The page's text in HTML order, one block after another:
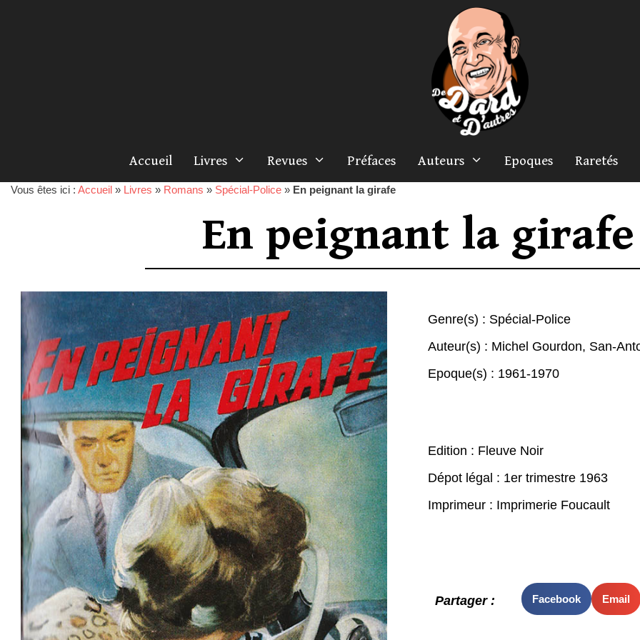
Accueil Livres Revues Préfaces Auteurs Epoques Raretés
Vous êtes ici : Accueil » Livres » Romans » Spécial-Police » En peignant la girafe
En peignant la girafe
Genre(s) : Spécial-Police
Auteur(s) : Michel Gourdon, San-
Epoque(s) : 1961-1970
Edition : Fleuve Noir
Dépot légal : 1er trimestre 1963
Imprimeur : Imprimerie Foucault
Partager : Facebook Email